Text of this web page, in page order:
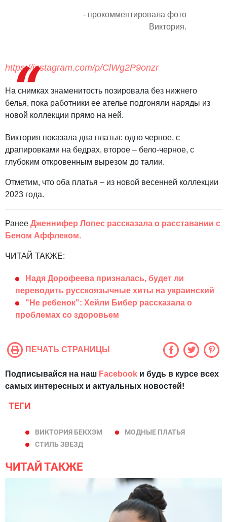
- прокомментировала фото
Виктория.
https://instagram.com/p/ClWg2P9onzr
На снимках знаменитость позировала без нижнего
белья, пока работники ее ателье подгоняли наряды из
новой коллекции прямо на ней.
Виктория показала два платья: одно черное, с
драпировками на бедрах, второе – бело-черное, с
глубоким откровенным вырезом до талии.
Отметим, что оба платья – из новой весенней коллекции
2023 года.
Ранее Дженнифер Лопес рассказала о расставании с
Беном Аффлеком.
ЧИТАЙ ТАКЖЕ:
Надя Дорофеева призналась, будет ли
переводить русскоязычные хиты на украинский
"Не ребенок": Хейли Бибер рассказала о
проблемах со здоровьем
ПЕЧАТЬ СТРАНИЦЫ
Подписывайся на наш Facebook и будь в курсе всех
самых интересных и актуальных новостей!
ТЕГИ
ВИКТОРИЯ БЕКХЭМ
МОДНЫЕ ПЛАТЬЯ
СТИЛЬ ЗВЕЗД
ЧИТАЙ ТАКЖЕ